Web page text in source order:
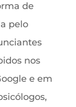
de
pelo
nos
e em